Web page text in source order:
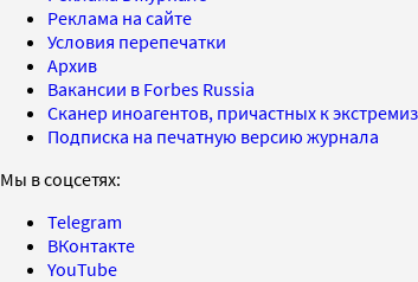
Реклама на сайте
Условия перепечатки
Архив
Вакансии в Forbes Russia
Сканер иноагентов, причастных к
Подписка на печатную версию журнала
Мы в соцсетях:
Telegram
ВКонтакте
YouTube